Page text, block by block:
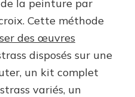
la peinture par
Cette méthode
des œuvres
disposés sur une
un kit complet
variés, un